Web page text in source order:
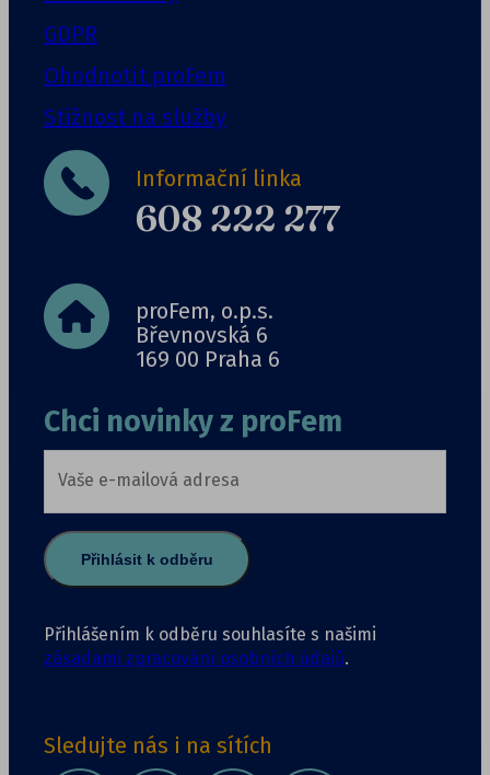
GDPR
Ohodnotit proFem
Stížnost na služby
Informační linka
608 222 277
proFem, o.p.s.
Břevnovská 6
169 00 Praha 6
Chci novinky z proFem
Vaše e-mailová adresa
Přihlásit k odběru
Přihlášením k odběru souhlasíte s našimi
zásadami zpracování osobních údajů.
Sledujte nás i na sítích